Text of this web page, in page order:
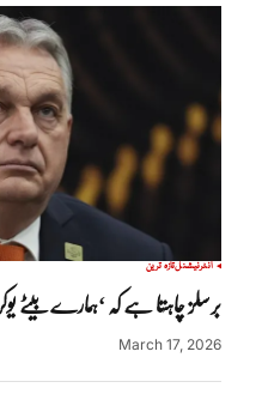
انٹرنیشنلتازہ ترین
برسلز چاہتا ہے کہ ‘ہمارے بیٹے
March 17, 2026